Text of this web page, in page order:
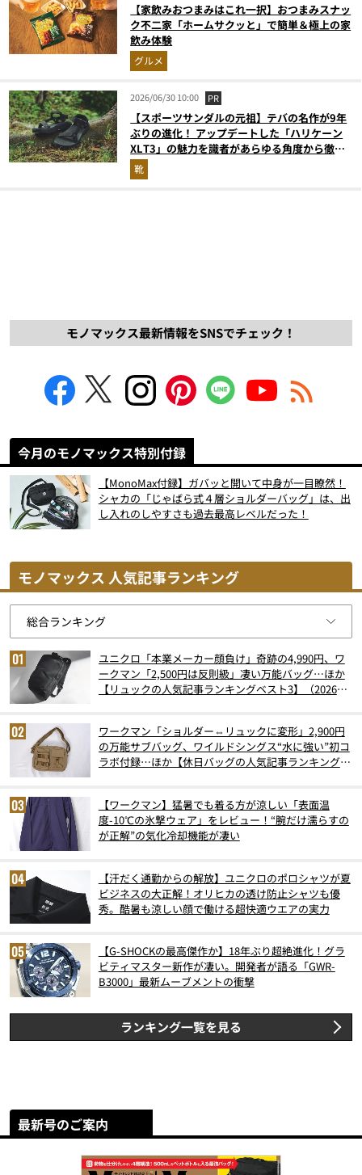
【家飲みおつまみはこれ一択】おつまみスナッ
ク不二家「ホームサクッと」で簡単＆極上の家
飲み体験
グルメ
2026/06/30 10:00 PR
【スポーツサンダルの元祖】テバの名作が9年
ぶりの進化！ アップデートした「ハリケーン
XLT3」の魅力を識者があらゆる角度から徹底
解説！
靴
モノマックス最新情報をSNSでチェック！
今月のモノマックス特別付録
【MonoMax付録】ガバッと開いて中身が一目瞭然！
シャカの「じゃばら式４層ショルダーバッグ」は、出
し入れのしやすさも過去最高レベルだった！
モノマックス 人気記事ランキング
ユニクロ「本業メーカー顔負け」奇跡の4,990円、ワ
ークマン「2,500円は反則級」凄い万能バッグ…ほか
【リュックの人気記事ランキングベスト3】（2026年
ワークマン「ショルダー⇔リュックに変形」2,900円
の万能サブバッグ、ワイルドシングス“水に強い”初コ
ラボ付録…ほか【休日バッグの人気記事ランキングベ
【ワークマン】猛暑でも着る方が涼しい「表面温
度-10℃の氷撃ウェア」をレビュー！“腕だけ濡らすの
が正解”の気化冷却機能が凄い
【汗だく通勤からの解放】ユニクロのポロシャツが夏
ビジネスの大正解！オリヒカの透け防止シャツも優
秀。酷暑も涼しい顔で働ける超快適ウエアの実力
【G-SHOCKの最高傑作か】18年ぶり超絶進化！グラ
ビティマスター新作が凄い。開発者が語る「GWR-
B3000」最新ムーブメントの衝撃
ランキング一覧を見る
最新号のご案内